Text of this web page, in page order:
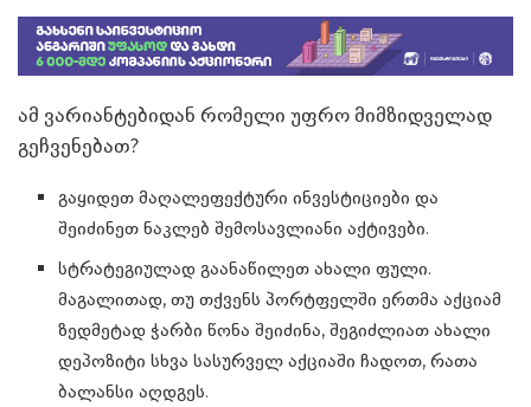
ამ ვარიანტებიდან რომელი უფრო მიმზიდველად
გეჩვენებათ?
გაყიდეთ მაღალეფექტური ინვესტიციები და
შეიძინეთ ნაკლებ შემოსავლიანი აქტივები.
სტრატეგიულად გაანაწილეთ ახალი ფული.
მაგალითად, თუ თქვენს პორტფელში ერთმა აქციამ
ზედმეტად ჭარბი წონა შეიძინა, შეგიძლიათ ახალი
დეპოზიტი სხვა სასურველ აქციაში ჩადოთ, რათა
ბალანსი აღდგეს.